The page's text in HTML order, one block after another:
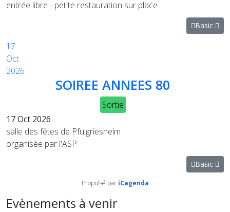
entrée libre - petite restauration sur place
Basic
17
Oct
2026
SOIREE ANNEES 80
Sortie
17 Oct 2026
salle des fêtes de Pfulgriesheim
organisée par l'ASP
Basic
Propulsé par iCagenda
Evènements à venir